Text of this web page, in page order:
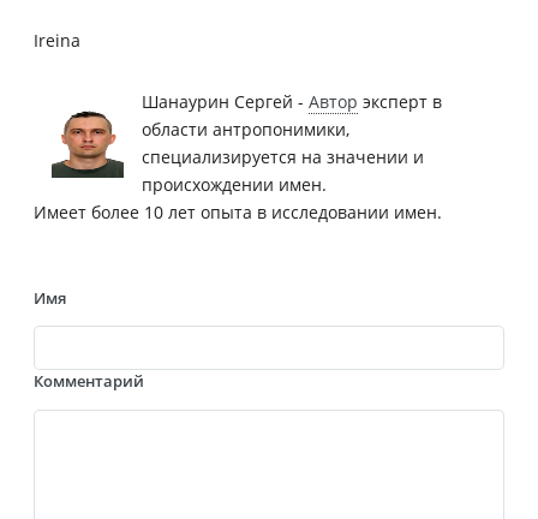
Ireina
Шанаурин Сергей - Автор эксперт в
области антропонимики,
специализируется на значении и
происхождении имен.
Имеет более 10 лет опыта в исследовании имен.
Имя
Комментарий